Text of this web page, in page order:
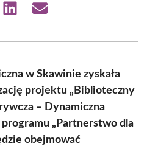
Share Share
w Skawinie zyskała
projektu „Biblioteczny
– Dynamiczna
programu „Partnerstwo dla
obejmować